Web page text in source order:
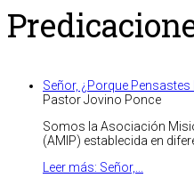
Señor, ¿Porque
Pastor Jovino Ponce
Somos la Asociación
(AMIP) establecida en
Leer más: Señor,...